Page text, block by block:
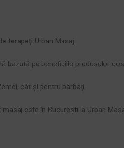
terapeți Urban Masaj
bazată pe beneficiile produselor
cât și pentru bărbați.
este în București la Urban